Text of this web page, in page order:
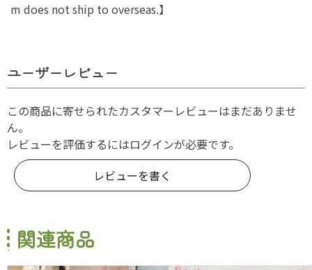
m does not ship to overseas.】
ユーザーレビュー
この商品に寄せられたカスタマーレビューはまだありませ
ん。
レビューを評価するにはログインが必要です。
レビューを書く
関連商品